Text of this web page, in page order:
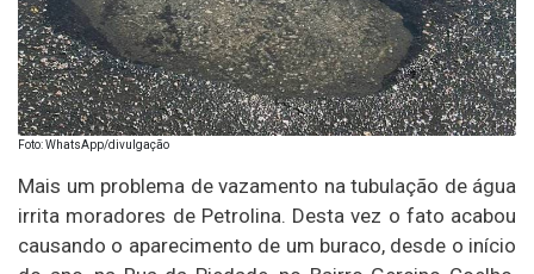
Foto: WhatsApp/divulgação
Mais um problema de vazamento na tubulação de água
irrita moradores de Petrolina. Desta vez o fato acabou
causando o aparecimento de um buraco, desde o início